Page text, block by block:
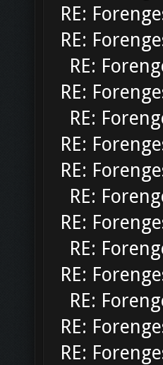
RE:
RE:
RE:
RE:
RE:
RE:
RE:
RE:
RE:
RE:
RE:
RE:
RE:
RE: